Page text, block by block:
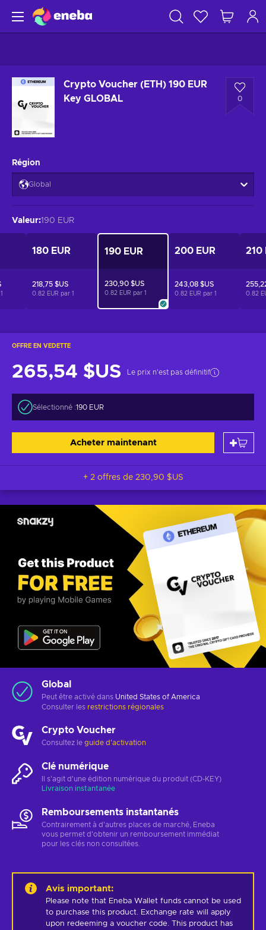
Crypto Voucher (ETH) 190 EUR
Key GLOBAL
0
OFFRE EN VEDETTE
265,54 $US Le prix n'est pas définitif
Sélectionné :190 EUR
Acheter maintenant
+ 2 offres de 230,90 $US
Global
Peut être activé dans United States of America
Consulter les restrictions régionales
Crypto Voucher
Consultez le guide d'activation
Clé numérique
Il s'agit d'une édition numérique du produit (CD-KEY)
Livraison instantanée
Remboursements instantanés
Contrairement à d'autres places de marché, Eneba
vous permet d'obtenir un remboursement immédiat
pour les clés non consultées.
Région
Global
Valeur:190 EUR
1
180 EUR
218,75 $US
0.82 EUR par 1
190 EUR
230,90 $US
0.82 EUR par 1
200 EUR
243,08 $US
0.82 EUR par 1
210
0.82
Avis important:
Please note that Eneba Wallet funds cannot be used
to purchase this product. Exchange rate will apply
upon redeeming a voucher code. This product has